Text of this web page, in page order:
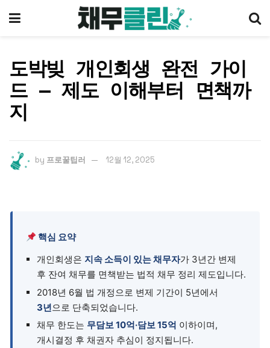
도박빚 개인회생 완전 가이
드 — 제도 이해부터 면책까
지
by 프로꿀팁러 12월 12, 2025
핵심 요약
개인회생은 지속 소득이 있는 채무자가 3년간 변제
후 잔여 채무를 면책받는 법적 채무 정리 제도입니다.
2018년 6월 법 개정으로 변제 기간이 5년에서
3년으로 단축되었습니다.
채무 한도는 무담보 10억·담보 15억 이하이며,
개시결정 후 채권자 추심이 정지됩니다.